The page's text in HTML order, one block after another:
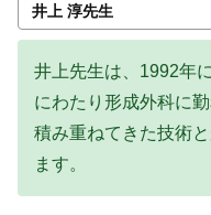
井上 淳先生
井上先生は、1992年
にわたり形成外科に
積み重ねてきた技術
ます。